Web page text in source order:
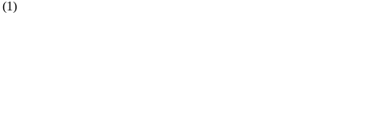
(1)